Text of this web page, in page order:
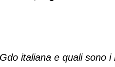
italiana e quali sono i